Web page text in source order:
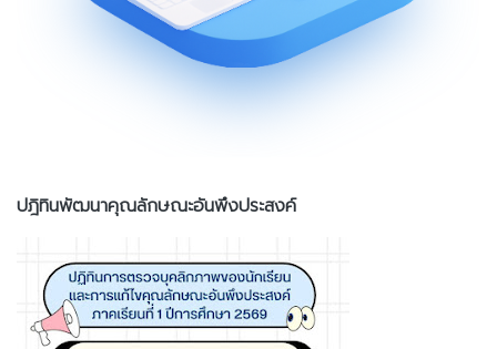
ปฎิทินพัฒนาคุณลักษณะอันพึงประสงค์